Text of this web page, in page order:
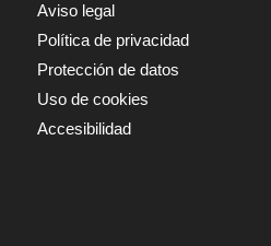
Aviso legal
Política de privacidad
Protección de datos
Uso de cookies
Accesibilidad